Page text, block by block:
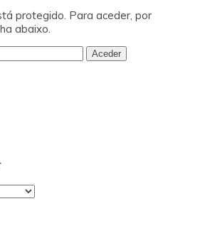
protegido. Para aceder, por
abaixo.